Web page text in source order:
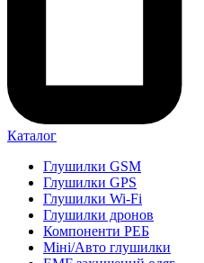
Каталог
Глушилки GSM
Глушилки GPS
Глушилки Wi-Fi
Глушилки дронов
Компоненти РЕБ
Міні/Авто глушилки